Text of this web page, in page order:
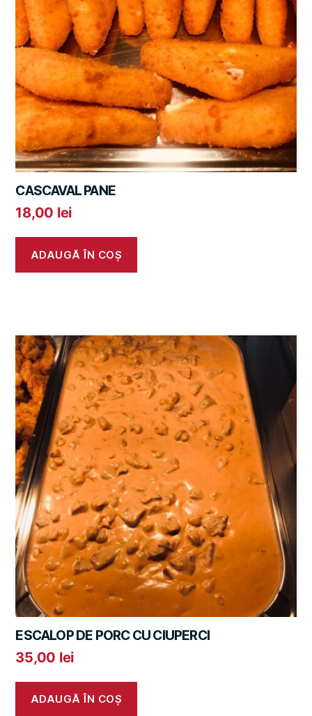
CASCAVAL PANE
18,00 lei
ADAUGĂ ÎN COȘ
ESCALOP DE PORC CU CIUPERCI
35,00 lei
ADAUGĂ ÎN COȘ